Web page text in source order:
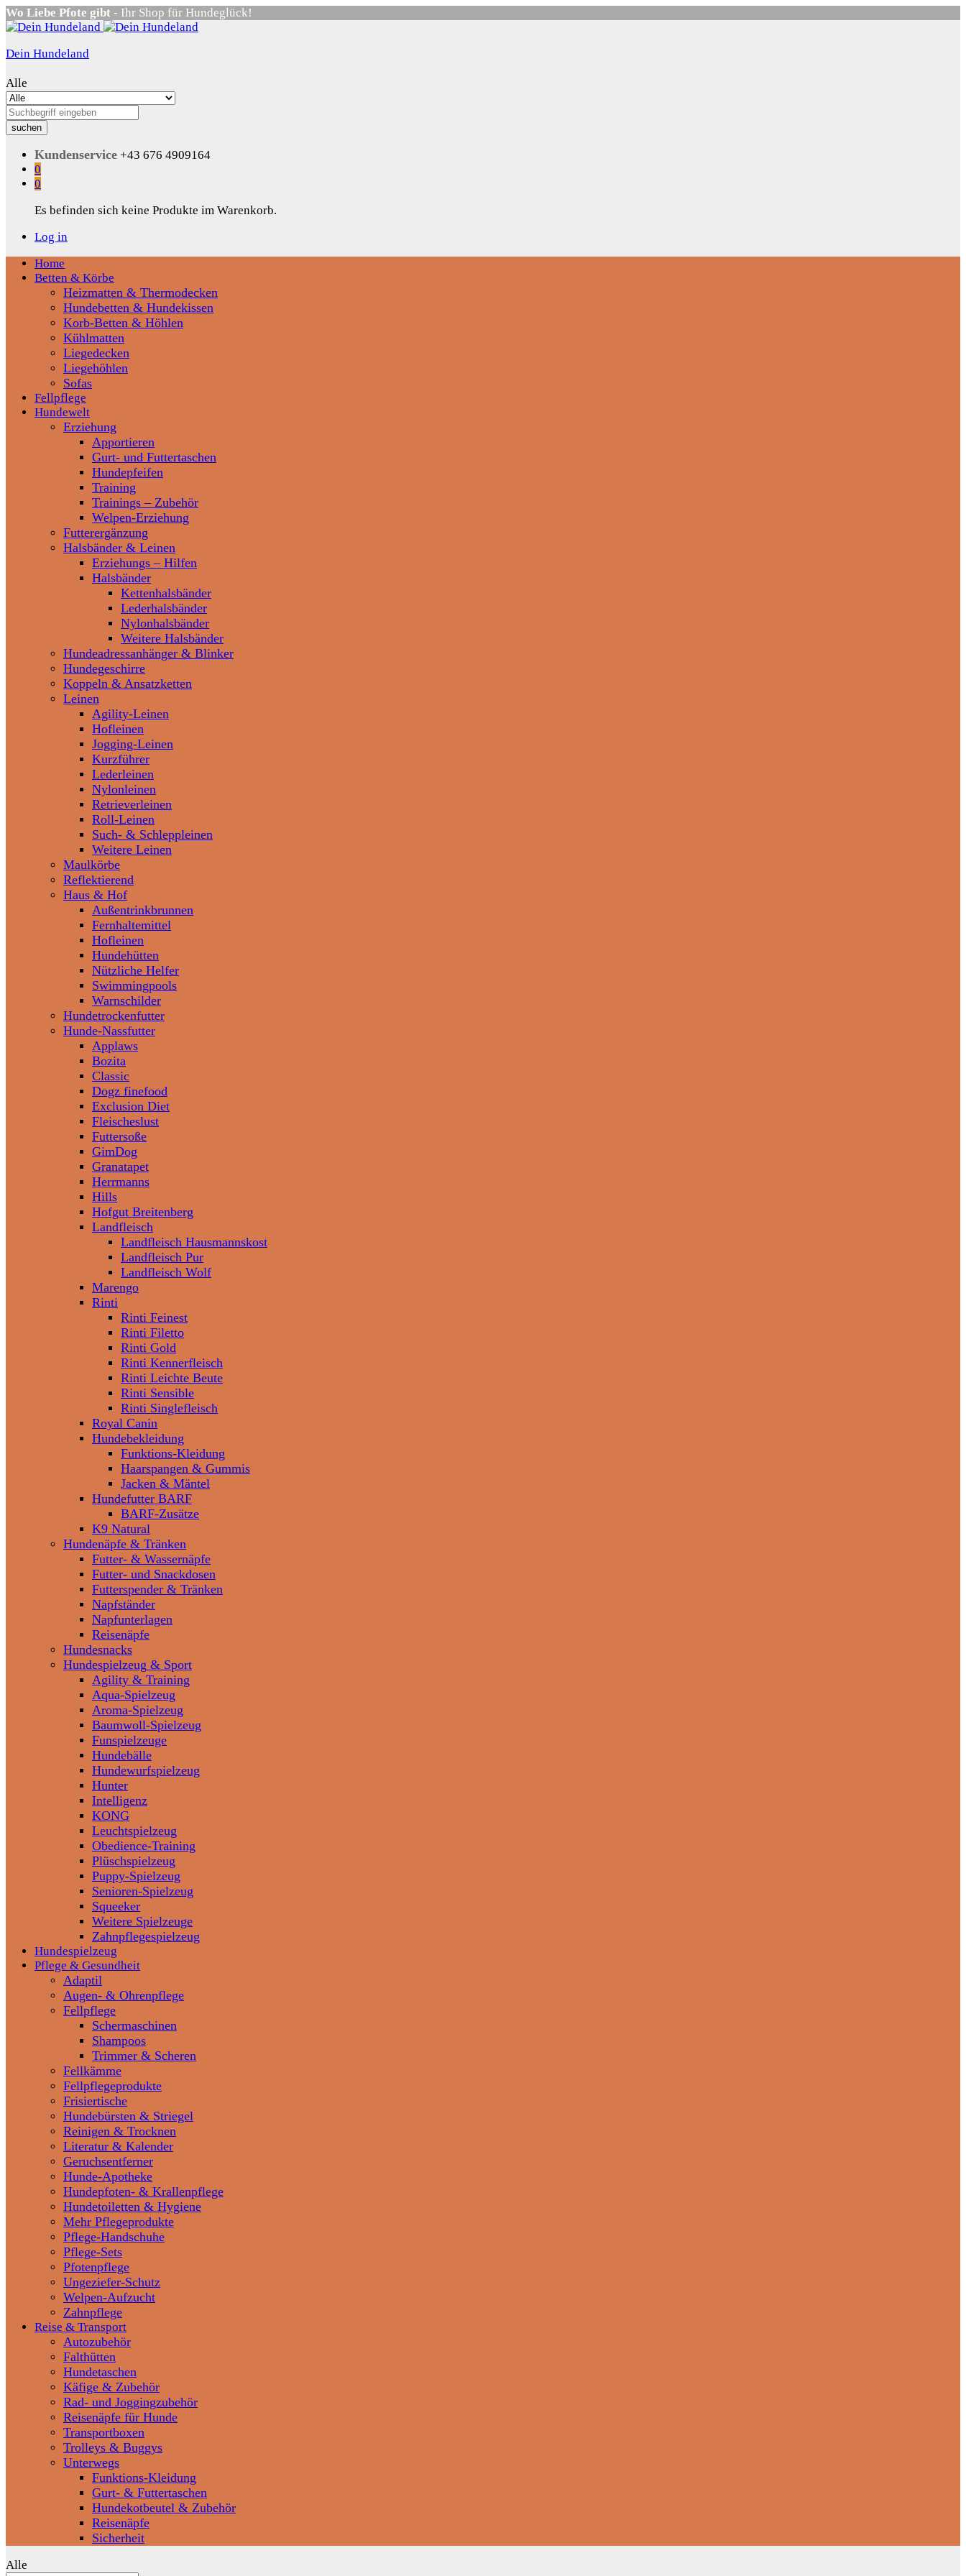
Wo Liebe Pfote gibt - Ihr Shop für Hundeglück!
Dein Hundeland
Alle
suchen
Kundenservice +43 676 4909164
0
0
Es befinden sich keine Produkte im Warenkorb.
Log in
Home
Betten & Körbe
Heizmatten & Thermodecken
Hundebetten & Hundekissen
Korb-Betten & Höhlen
Kühlmatten
Liegedecken
Liegehöhlen
Sofas
Fellpflege
Hundewelt
Erziehung
Apportieren
Gurt- und Futtertaschen
Hundepfeifen
Training
Trainings – Zubehör
Welpen-Erziehung
Futterergänzung
Halsbänder & Leinen
Erziehungs – Hilfen
Halsbänder
Kettenhalsbänder
Lederhalsbänder
Nylonhalsbänder
Weitere Halsbänder
Hundeadressanhänger & Blinker
Hundegeschirre
Koppeln & Ansatzketten
Leinen
Agility-Leinen
Hofleinen
Jogging-Leinen
Kurzführer
Lederleinen
Nylonleinen
Retrieverleinen
Roll-Leinen
Such- & Schleppleinen
Weitere Leinen
Maulkörbe
Reflektierend
Haus & Hof
Außentrinkbrunnen
Fernhaltemittel
Hofleinen
Hundehütten
Nützliche Helfer
Swimmingpools
Warnschilder
Hundetrockenfutter
Hunde-Nassfutter
Applaws
Bozita
Classic
Dogz finefood
Exclusion Diet
Fleischeslust
Futtersoße
GimDog
Granatapet
Herrmanns
Hills
Hofgut Breitenberg
Landfleisch
Landfleisch Hausmannskost
Landfleisch Pur
Landfleisch Wolf
Marengo
Rinti
Rinti Feinest
Rinti Filetto
Rinti Gold
Rinti Kennerfleisch
Rinti Leichte Beute
Rinti Sensible
Rinti Singlefleisch
Royal Canin
Hundebekleidung
Funktions-Kleidung
Haarspangen & Gummis
Jacken & Mäntel
Hundefutter BARF
BARF-Zusätze
K9 Natural
Hundenäpfe & Tränken
Futter- & Wassernäpfe
Futter- und Snackdosen
Futterspender & Tränken
Napfständer
Napfunterlagen
Reisenäpfe
Hundesnacks
Hundespielzeug & Sport
Agility & Training
Aqua-Spielzeug
Aroma-Spielzeug
Baumwoll-Spielzeug
Funspielzeuge
Hundebälle
Hundewurfspielzeug
Hunter
Intelligenz
KONG
Leuchtspielzeug
Obedience-Training
Plüschspielzeug
Puppy-Spielzeug
Senioren-Spielzeug
Squeeker
Weitere Spielzeuge
Zahnpflegespielzeug
Hundespielzeug
Pflege & Gesundheit
Adaptil
Augen- & Ohrenpflege
Fellpflege
Schermaschinen
Shampoos
Trimmer & Scheren
Fellkämme
Fellpflegeprodukte
Frisiertische
Hundebürsten & Striegel
Reinigen & Trocknen
Literatur & Kalender
Geruchsentferner
Hunde-Apotheke
Hundepfoten- & Krallenpflege
Hundetoiletten & Hygiene
Mehr Pflegeprodukte
Pflege-Handschuhe
Pflege-Sets
Pfotenpflege
Ungeziefer-Schutz
Welpen-Aufzucht
Zahnpflege
Reise & Transport
Autozubehör
Falthütten
Hundetaschen
Käfige & Zubehör
Rad- und Joggingzubehör
Reisenäpfe für Hunde
Transportboxen
Trolleys & Buggys
Unterwegs
Funktions-Kleidung
Gurt- & Futtertaschen
Hundekotbeutel & Zubehör
Reisenäpfe
Sicherheit
Alle